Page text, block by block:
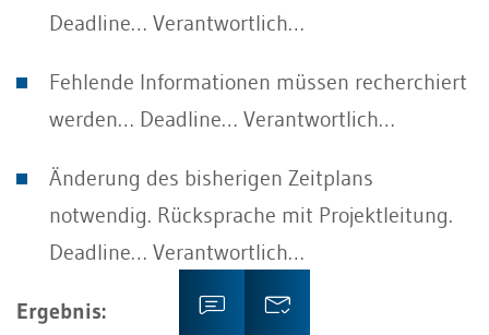
Deadline… Verantwortlich…
Fehlende Informationen müssen recherchiert
werden… Deadline… Verantwortlich…
Änderung des bisherigen Zeitplans
notwendig. Rücksprache mit Projektleitung.
Deadline… Verantwortlich…
Ergebnis: